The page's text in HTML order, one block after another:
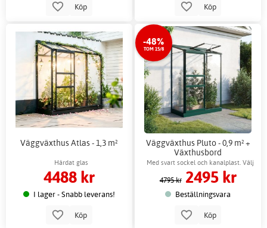
Köp Köp
Väggväxthus Atlas - 1,3 m²
Härdat glas
4488 kr
I lager - Snabb leverans!
Köp
-48%
TOM 15/8
Väggväxthus Pluto - 0,9 m² +
Växthusbord
Med svart sockel och kanalplast. Välj
mellan grön och svart ram.
4795 kr 2495 kr
Beställningsvara
Köp